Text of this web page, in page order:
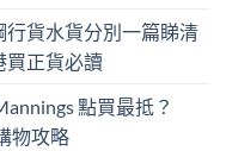
行貨水貨分別一篇睇清
買正貨必讀
點買最抵？
物攻略